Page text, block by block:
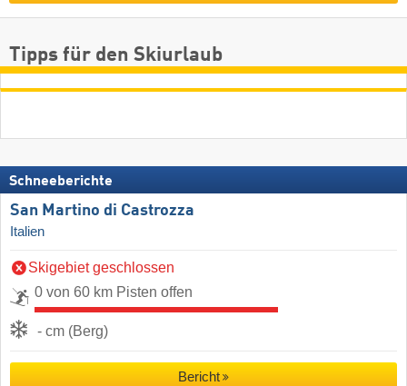
Tipps für den Skiurlaub
Schneeberichte
San Martino di Castrozza
Italien
Skigebiet geschlossen
0 von 60 km Pisten offen
- cm (Berg)
Bericht